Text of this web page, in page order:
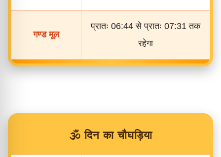
गण्ड मूल
प्रातः 06:44 से प्रातः 07:31 तक
रहेगा
🕉️ दिन का चौघड़िया